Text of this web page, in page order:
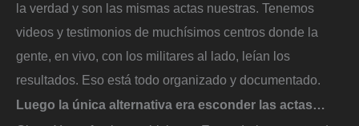
la verdad y son las mismas actas nuestras. Tenemos
videos y testimonios de muchísimos centros donde la
gente, en vivo, con los militares al lado, leían los
resultados. Eso está todo organizado y documentado.
Luego la única alternativa era esconder las actas…